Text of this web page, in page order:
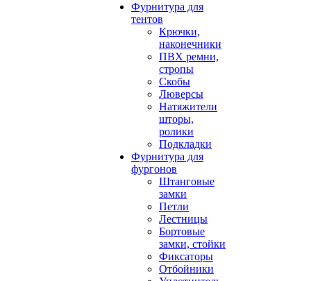
Фурнитура для
тентов
Крючки,
наконечники
ПВХ ремни,
стропы
Скобы
Люверсы
Натяжители
шторы,
ролики
Подкладки
Фурнитура для
фургонов
Штанговые
замки
Петли
Лестницы
Бортовые
замки, стойки
Фиксаторы
Отбойники